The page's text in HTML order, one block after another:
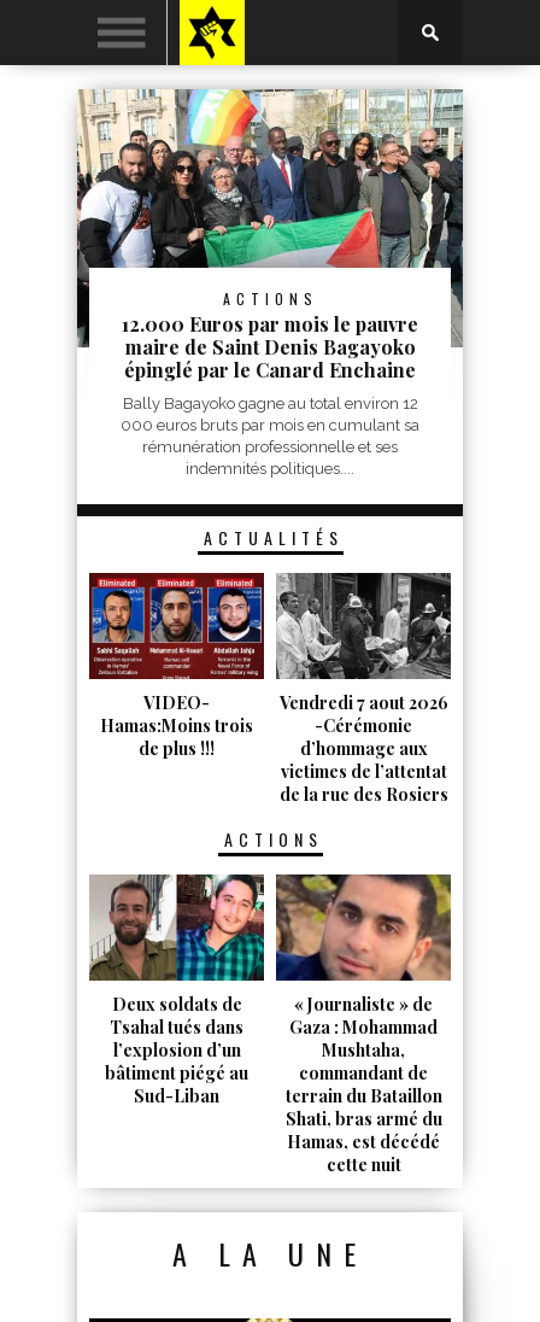
ACTIONS
12.000 Euros par mois le pauvre
maire de Saint Denis Bagayoko
épinglé par le Canard Enchaine
Bally Bagayoko gagne au total environ 12
000 euros bruts par mois en cumulant sa
rémunération professionnelle et ses
indemnités politiques....
ACTUALITÉS
VIDEO-
Hamas:Moins trois
de plus !!!
Vendredi 7 aout 2026
-Cérémonie
d’hommage aux
victimes de l’attentat
de la rue des Rosiers
ACTIONS
Deux soldats de
Tsahal tués dans
l’explosion d’un
bâtiment piégé au
Sud-Liban
« Journaliste » de
Gaza : Mohammad
Mushtaha,
commandant de
terrain du Bataillon
Shati, bras armé du
Hamas, est décédé
cette nuit
A LA UNE